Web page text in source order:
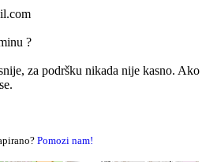
?
za podršku nikada nije kasno. Ako
Pomozi nam!